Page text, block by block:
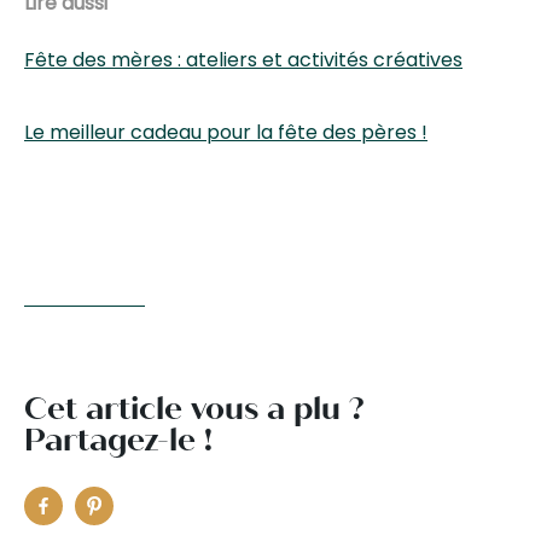
Fête des mères : ateliers et activités créatives
Le meilleur cadeau pour la fête des pères !
Cet article vous a plu ?
Partagez-le !